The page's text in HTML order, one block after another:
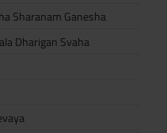
Sharanam Ganesha
Dharigan Svaha